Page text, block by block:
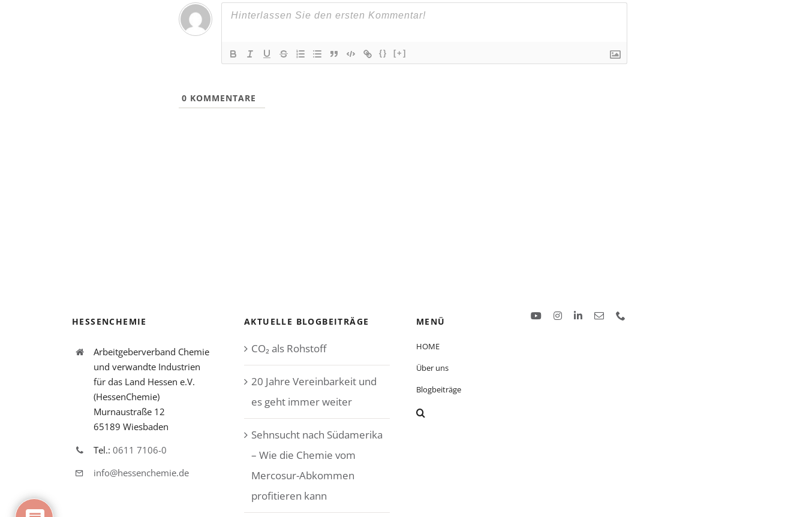
{} [+]
0 KOMMENTARE
HESSENCHEMIE
Arbeitgeberverband Chemie
und verwandte Industrien
für das Land Hessen e.V.
(HessenChemie)
Murnaustraße 12
65189 Wiesbaden
Tel.: 0611 7106-0
info@hessenchemie.de
AKTUELLE BLOGBEITRÄGE
CO₂ als Rohstoff
20 Jahre Vereinbarkeit und
es geht immer weiter
Sehnsucht nach Südamerika
– Wie die Chemie vom
Mercosur-Abkommen
profitieren kann
MENÜ
HOME
Über uns
Blogbeiträge